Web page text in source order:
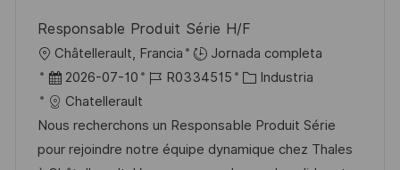
b
l
i
c
a
c
o
Responsable Produit Série H/F
U
b
c
a
Châtellerault, Francia
Jornada completa
F
e
c
h
2026-07-10
I
d
e
R0334515
C
t
e
Industria
Chatellerault
Nous recherchons un Responsable Produit Série
pour rejoindre notre équipe dynamique chez Thales